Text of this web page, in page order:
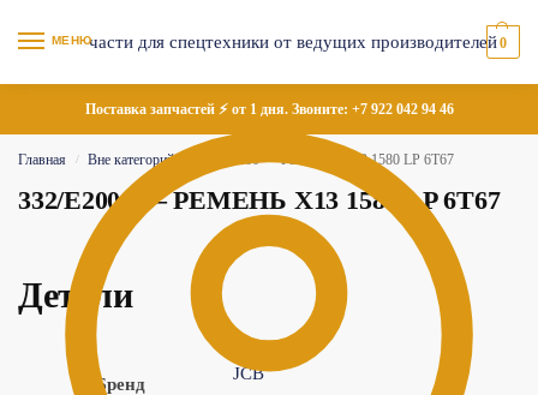
МЕНЮ 0
Поставка запчастей ⚡ от 1 дня. Звоните: +7 922 042 94 46
Главная / Вне категорий 332/E2000 — РЕМЕНЬ X13 1580 LP 6T67
332/E2000 — РЕМЕНЬ X13 1580 LP 6T67
Детали
Бренд
JCB